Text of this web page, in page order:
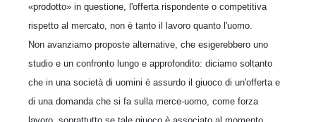
«prodotto» in questione, l'offerta rispondente o competitiva
rispetto al mercato, non è tanto il lavoro quanto l'uomo.
Non avanziamo proposte alternative, che esigerebbero uno
studio e un confronto lungo e approfondito: diciamo soltanto
che in una società di uomini è assurdo il giuoco di un'offerta e
di una domanda che si fa sulla merce-uomo, come forza